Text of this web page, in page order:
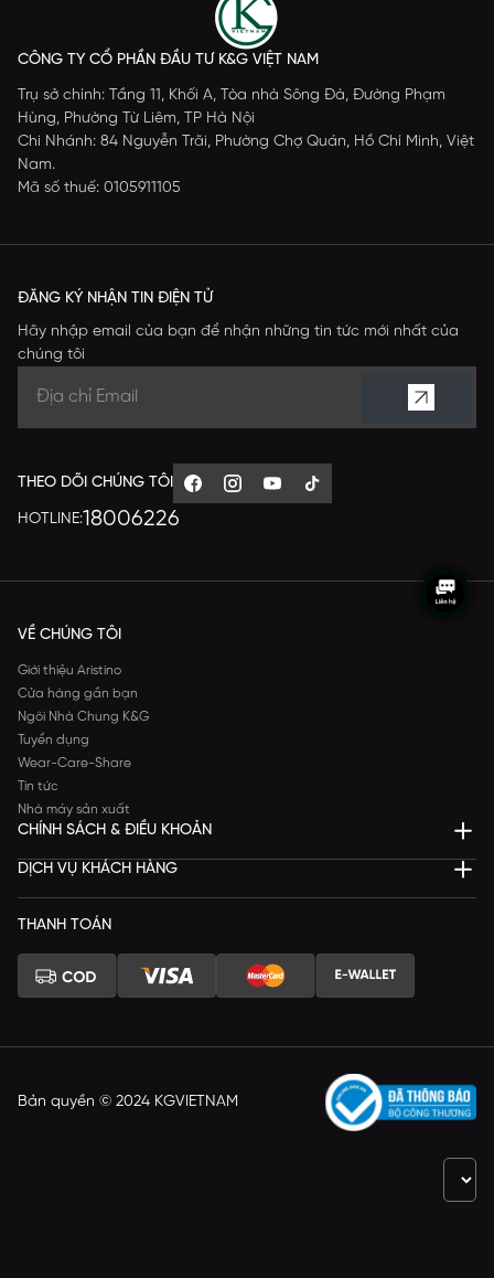
CÔNG TY CỔ PHẦN ĐẦU TƯ K&G VIỆT NAM
Trụ sở chính: Tầng 11, Khối A, Tòa nhà Sông Đà, Đường Phạm
Hùng, Phường Từ Liêm, TP Hà Nội
Chi Nhánh: 84 Nguyễn Trãi, Phường Chợ Quán, Hồ Chí Minh, Việt
Nam.
Mã số thuế: 0105911105
ĐĂNG KÝ NHẬN TIN ĐIỆN TỬ
Hãy nhập email của bạn để nhận những tin tức mới nhất của
chúng tôi
THEO DÕI CHÚNG TÔI
HOTLINE:18006226
VỀ CHÚNG TÔI
Giới thiệu Aristino
Cửa hàng gần bạn
Ngôi Nhà Chung K&G
Tuyển dụng
Wear-Care-Share
Tin tức
Nhà máy sản xuất
CHÍNH SÁCH & ĐIỀU KHOẢN
DỊCH VỤ KHÁCH HÀNG
THANH TOÁN
Bản quyền © 2024 KGVIETNAM